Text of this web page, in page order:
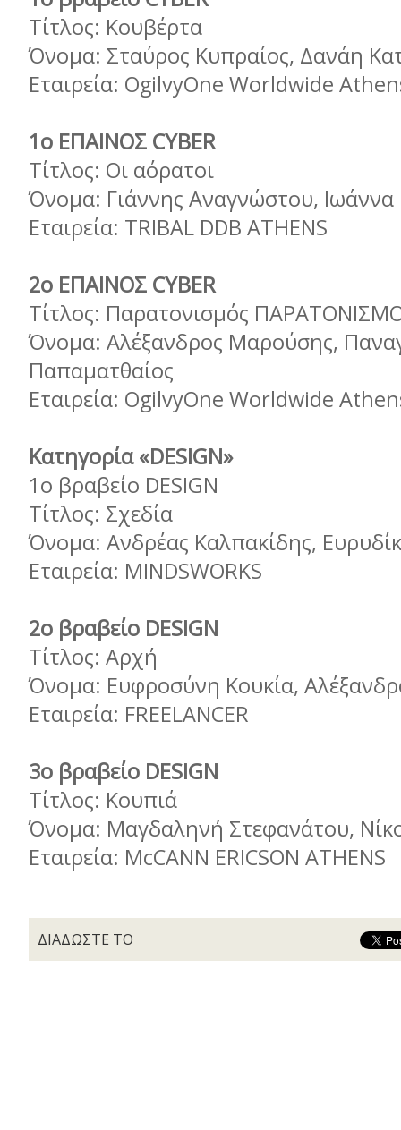
Τίτλος: Κουβέρτα
Όνομα: Σταύρος Κυπραίος, Δανάη
Εταιρεία: OgilvyOne Worldwide
1ο ΕΠΑΙΝΟΣ CYBER
Τίτλος: Οι αόρατοι
Όνομα: Γιάννης Αναγνώστου, Ιωάννα
Εταιρεία: TRIBAL DDB ATHENS
2ο ΕΠΑΙΝΟΣ CYBER
Τίτλος: Παρατονισμός
Όνομα: Αλέξανδρος Μαρούσης,
Παπαματθαίος
Εταιρεία: OgilvyOne Worldwide
Κατηγορία «DESIGN»
1ο βραβείο DESIGN
Τίτλος: Σχεδία
Όνομα: Ανδρέας Καλπακίδης,
Εταιρεία: MINDSWORKS
2ο βραβείο DESIGN
Τίτλος: Αρχή
Όνομα: Ευφροσύνη Κουκία,
Εταιρεία: FREELANCER
3ο βραβείο DESIGN
Τίτλος: Κουπιά
Όνομα: Μαγδαληνή Στεφανάτου,
Εταιρεία: McCANN ERICSON ATHENS
ΔΙΑΔΩΣΤΕ ΤΟ